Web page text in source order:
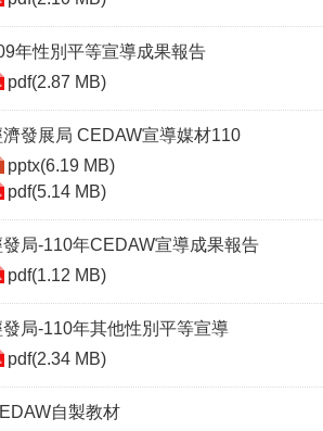
年性別平等宣導成果報告
pdf(2.87 MB)
濟發展局 CEDAW宣導媒材110
pptx(6.19 MB)
pdf(5.14 MB)
發局-110年CEDAW宣導成果報告
pdf(1.12 MB)
發局-110年其他性別平等宣導
pdf(2.34 MB)
自製教材